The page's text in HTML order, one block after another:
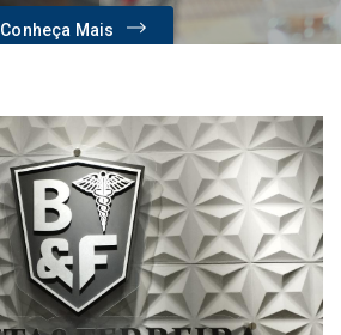
Conheça Mais